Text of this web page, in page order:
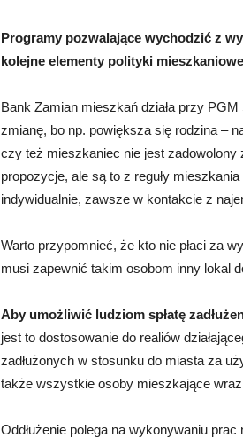
Programy pozwalające wychodzić z
kolejne elementy polityki
Bank Zamian mieszkań działa przy PGM
zmianę, bo np. powiększa się rodzina –
czy też mieszkaniec nie jest
propozycje, ale są to z reguły
indywidualnie, zawsze w kontakcie z
Warto przypomnieć, że kto nie płaci za
musi zapewnić takim osobom inny lokal
Aby umożliwić ludziom spłatę
jest to dostosowanie do realiów
zadłużonych w stosunku do miasta za
także wszystkie osoby mieszkające
Oddłużenie polega na wykonywaniu